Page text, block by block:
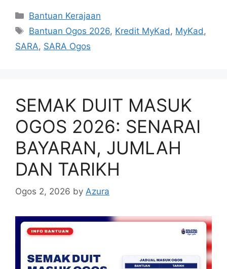
Categories
Bantuan Kerajaan
Tags
Bantuan Ogos 2026, Kredit MyKad , MyKad ,
SARA, SARA Ogos
SEMAK DUIT MASUK
OGOS 2026: SENARAI
BAYARAN, JUMLAH
DAN TARIKH
Ogos 2, 2026 by Azura